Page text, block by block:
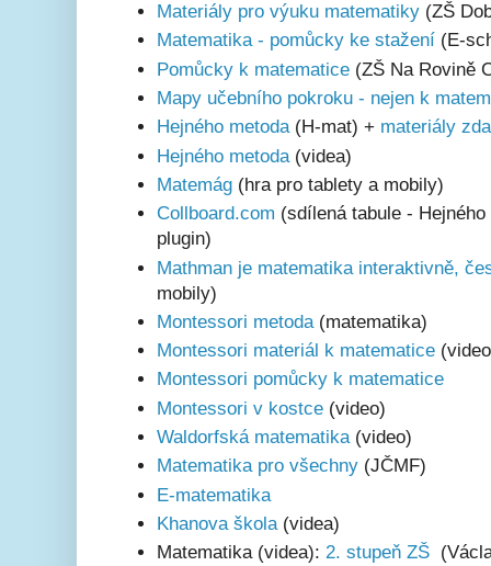
Materiály pro výuku matematiky (ZŠ
Matematika - pomůcky ke stažení (E-
Pomůcky k matematice (ZŠ Na Rovině
Mapy učebního pokroku - nejen k
Hejného metoda(H-mat) + materiály
Hejného metoda (videa)
Matemág (hra pro tablety a mobily)
Collboard.com (sdílená tabule -
plugin)
Mathman je matematika interaktivně,
mobily)
Montessori metoda(matematika)
Montessori materiál k matematice
Montessori pomůcky k matematice
Montessori v kostce (video)
Waldorfská matematika(video)
Matematika pro všechny (JČMF)
E-matematika
Khanova škola(videa)
Matematika (videa): 2. stupeň ZŠ